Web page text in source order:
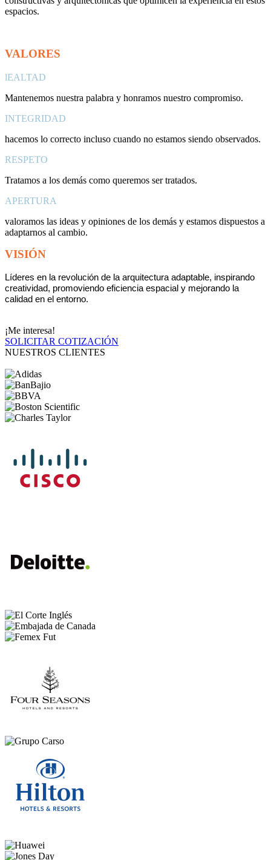
espacios.
VALORES
lEALTAD
Mantenemos nuestra palabra y honramos nuestro compromiso.
INTEGRIDAD
hacemos lo correcto incluso cuando no estamos siendo observados.
RESPETO
Tratamos a los demás como queremos ser tratados.
APERTURA
valoramos las ideas y opiniones de los demás y estamos dispuestos a
adaptarnos al cambio.
VISIÓN
Líderes en la revolución de la arquitectura adaptable, inspirando
creatividad, promoviendo eficiencia espacial y mejorando la
calidad en el entorno.
¡Me interesa!
SOLICITAR COTIZACIÓN
NUESTROS CLIENTES